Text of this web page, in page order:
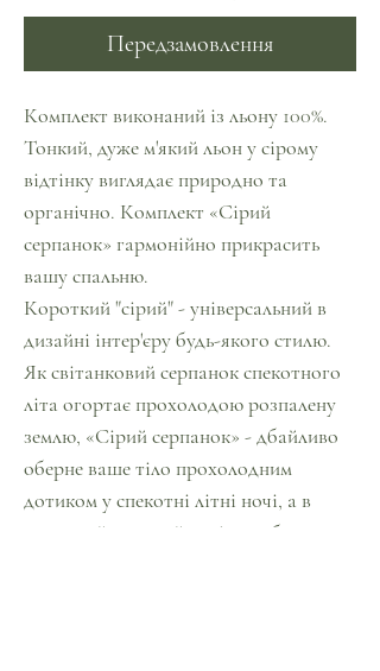
Передзамовлення
Комплект виконаний із льону 100%.
Тонкий, дуже м'який льон у сірому
відтінку виглядає природно та
органічно. Комплект «Сірий
серпанок» гармонійно прикрасить
вашу спальню.
Короткий "сірий" - універсальний в
дизайні інтер'єру будь-якого стилю.
Як світанковий серпанок спекотного
літа огортає прохолодою розпалену
землю, «Сірий серпанок» - дбайливо
оберне ваше тіло прохолодним
дотиком у спекотні літні ночі, а в
холодний зимовий період - збереже